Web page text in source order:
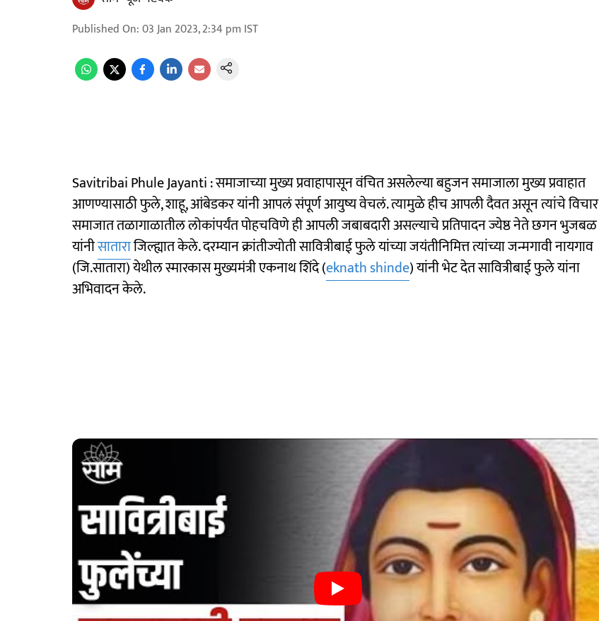
Published On:03 Jan 2023, 2:34 pm IST
Savitribai Phule Jayanti : समाजाच्या मुख्य प्रवाहापासून वंचित असलेल्या बहुजन समाजाला मुख्य प्रवाहात
आणण्यासाठी फुले, शाहू, आंबेडकर यांनी आपलं संपूर्ण आयुष्य वेचलं. त्यामुळे हीच आपली दैवत असून त्यांचे विचार
समाजात तळागाळातील लोकांपर्यंत पोहचविणे ही आपली जबाबदारी असल्याचे प्रतिपादन ज्येष्ठ नेते छगन भुजबळ
यांनीसाताराजिल्ह्यात केले. दरम्यान क्रांतीज्योती सावित्रीबाई फुले यांच्या जयंतीनिमित्त त्यांच्या जन्मगावी नायगाव
(जि.सातारा) येथील स्मारकास मुख्यमंत्री एकनाथ शिंदे (eknath shinde) यांनी भेट देत सावित्रीबाई फुले यांना
अभिवादन केले.